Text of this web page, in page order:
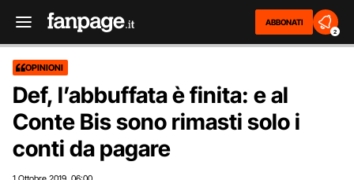
ABBONATI
2
OPINIONI
Def, l’abbuffata è finita: e al
Conte Bis sono rimasti solo i
conti da pagare